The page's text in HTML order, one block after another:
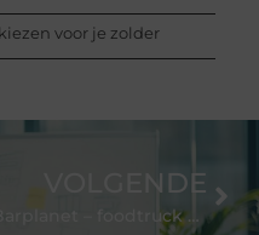
voor je zolder
VOLGENDE
Barplanet – foodtruck huren